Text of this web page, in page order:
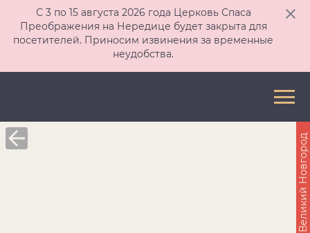
С 3 по 15 августа 2026 года Церковь Спаса
Преображения на Нередице будет закрыта для
посетителей. Приносим извинения за временные
неудобства.
Великий Новгород